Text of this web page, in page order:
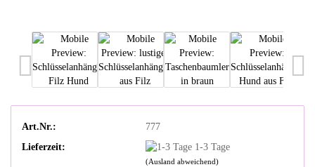
Art.Nr.:
777
Lieferzeit:
1-3 Tage
(Ausland abweichend)